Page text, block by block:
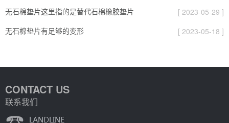
无石棉垫片这里指的是替代石棉橡胶垫片
[ 2023-05-29 ]
无石棉垫片有足够的变形
[ 2023-05-18 ]
CONTACT US
联系我们